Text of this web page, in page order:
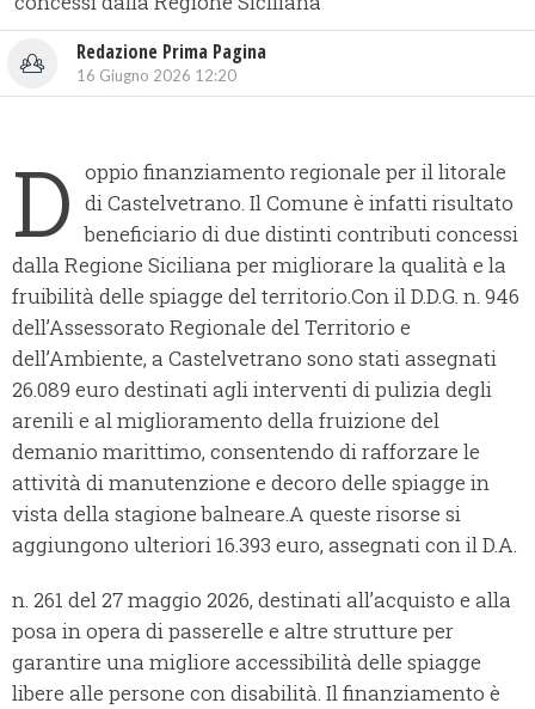
Redazione Prima Pagina
16 Giugno 2026 12:20
D oppio finanziamento regionale per il litorale
di Castelvetrano. Il Comune è infatti risultato
beneficiario di due distinti contributi concessi
dalla Regione Siciliana per migliorare la qualità e la
fruibilità delle spiagge del territorio.Con il D.D.G. n. 946
dell’Assessorato Regionale del Territorio e
dell’Ambiente, a Castelvetrano sono stati assegnati
26.089 euro destinati agli interventi di pulizia degli
arenili e al miglioramento della fruizione del
demanio marittimo, consentendo di rafforzare le
attività di manutenzione e decoro delle spiagge in
vista della stagione balneare.A queste risorse si
aggiungono ulteriori 16.393 euro, assegnati con il D.A.
n. 261 del 27 maggio 2026, destinati all’acquisto e alla
posa in opera di passerelle e altre strutture per
garantire una migliore accessibilità delle spiagge
libere alle persone con disabilità. Il finanziamento è